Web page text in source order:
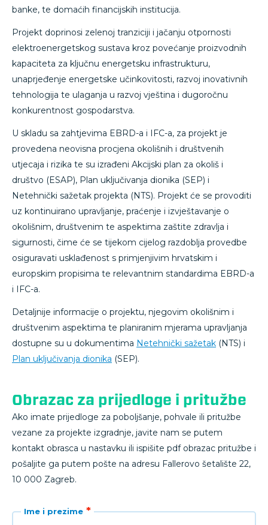
banke, te domaćih financijskih institucija.
Projekt doprinosi zelenoj tranziciji i jačanju otpornosti
elektroenergetskog sustava kroz povećanje proizvodnih
kapaciteta za ključnu energetsku infrastrukturu,
unaprjeđenje energetske učinkovitosti, razvoj inovativnih
tehnologija te ulaganja u razvoj vještina i dugoročnu
konkurentnost gospodarstva.
U skladu sa zahtjevima EBRD-a i IFC-a, za projekt je
provedena neovisna procjena okolišnih i društvenih
utjecaja i rizika te su izrađeni Akcijski plan za okoliš i
društvo (ESAP), Plan uključivanja dionika (SEP) i
Netehnički sažetak projekta (NTS). Projekt će se provoditi
uz kontinuirano upravljanje, praćenje i izvještavanje o
okolišnim, društvenim te aspektima zaštite zdravlja i
sigurnosti, čime će se tijekom cijelog razdoblja provedbe
osiguravati usklađenost s primjenjivim hrvatskim i
europskim propisima te relevantnim standardima EBRD-a
i IFC-a.
Detaljnije informacije o projektu, njegovim okolišnim i
društvenim aspektima te planiranim mjerama upravljanja
dostupne su u dokumentima Netehnički sažetak (NTS) i
Plan uključivanja dionika (SEP).
Obrazac za prijedloge i pritužbe
Ako imate prijedloge za poboljšanje, pohvale ili pritužbe
vezane za projekte izgradnje, javite nam se putem
kontakt obrasca u nastavku ili ispišite pdf obrazac pritužbe i
pošaljite ga putem pošte na adresu Fallerovo šetalište 22,
10 000 Zagreb.
Ime i prezime